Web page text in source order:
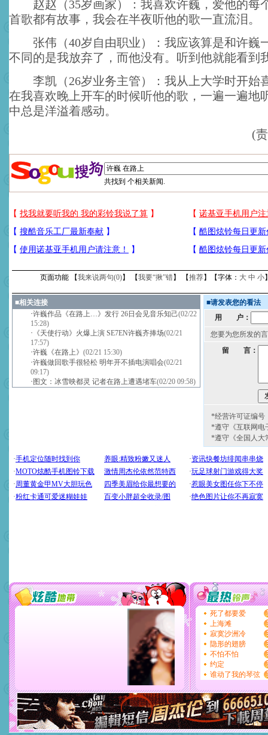
赵赵（35岁画家）：我喜欢许巍，爱他的每
首歌都有故事，我会在半夜听他的歌一直流泪。
张伟（40岁自由职业）：我应该算是和许巍
不同的是我放弃了，而他没有。听到他就能看到
李凯（26岁业务主管）：我从上大学时开始
在我喜欢晚上开车的时候听他的歌，一遍一遍地
中总是洋溢着感动。
(
共找到 个相关新闻.
页面功能 【我来说两句(0)】 【我要“揪”错】 【推荐】【字体： 大 中 小
■相关连接
·许巍作品《在路上…》发行 26日会见音乐知己(02/22
15:28)
· 《天使行动》火爆上演 SE7EN许巍齐捧场(02/21
17:57)
·许巍《在路上》 (02/21 15:30)
·许巍做回歌手很轻松 明年开不插电演唱会(02/21
09:17)
· 图文：冰雪映都灵 记者在路上遭遇堵车(02/20 09:58)
■请发表您的看法
用 户：
您要为您所发的
留 言：
*经营许可证编号
*遵守《互联网电
*遵守《全国人大